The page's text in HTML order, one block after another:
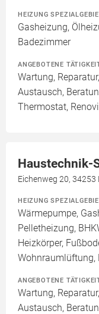
HEIZUNG
Gasheizung,
Badezimmer
ANGEBOTENE
Wartung,
Austausch,
Thermostat,
Haustechnik-
Eichenweg 20,
HEIZUNG
Wärmepumpe,
Pelletheizung,
Heizkörper,
Wohnraumlüftung,
ANGEBOTENE
Wartung,
Austausch,